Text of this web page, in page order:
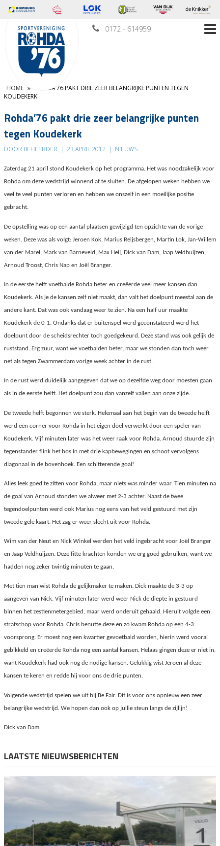
0172 - 614959
HOME » ROHDA’76 PAKT DRIE ZEER BELANGRIJKE PUNTEN TEGEN
KOUDEKERK
Rohda’76 pakt drie zeer belangrijke punten
tegen Koudekerk
DOOR BEHEERDER | 23 APRIL 2012 | NIEUWS
Zaterdag 21 april stond Koudekerk op het programma. Het was noodzakelijk voor
Rohda om deze wedstrijd winnend af te sluiten. De afgelopen weken hebben we
veel te veel punten verloren en hebben we onszelf in een moeilijke positie
gebracht.
De opstelling was op een aantal plaatsen gewijzigd ten opzichte van de vorige
weken. Deze was als volgt: Jeroen Kok, Marius Reijsbergen, Martin Lok, Jan-Willem
van der Marel, Mark van Barneveld, Max Heij, Dick van Dam, Jaap Veldhuijzen,
Arnoud Troost, Chris Nap en Joël Branger.
In de eerste helft voetbalde Rohda beter en creëerde veel meer kansen dan
Koudekerk. Als je de kansen zelf niet maakt, dan valt het doelpunt meestal aan de
andere kant. Dat was ook vandaag weer te zien. Na een half uur maakte
Koudekerk de 0-1. Ondanks dat er buitenspel werd geconstateerd werd het
doelpunt door de scheidsrechter toch goedgekeurd. Deze stand was ook gelijk de
ruststand. Erg zuur, want we voetbalden beter, maar we stonden dan toch weer
net als tegen Zwammerdam vorige week achter in de rust.
In de rust werd duidelijk aangegeven dat we op dezelfde weg door moesten gaan
als in de eerste helft. Het doelpunt zou dan vanzelf vallen aan onze zijde.
De tweede helft begonnen we sterk. Helemaal aan het begin van de tweede helft
werd een corner voor Rohda in het eigen doel verwerkt door een speler van
Koudekerk. Vijf minuten later was het weer raak voor Rohda. Arnoud stuurde zijn
tegenstander flink het bos in met drie kapbewegingen en schoot vervolgens
diagonaal in de bovenhoek. Een schitterende goal!
Alles leek goed te zitten voor Rohda, maar niets was minder waar. Tien minuten na
de goal van Arnoud stonden we alweer met 2-3 achter. Naast de twee
tegendoelpunten werd ook Marius nog eens van het veld gestuurd met zijn
tweede gele kaart. Het zag er weer slecht uit voor Rohda.
Wim van der Neut en Nick Winkel werden het veld ingebracht voor Joël Branger
en Jaap Veldhuijzen. Deze fitte krachten konden we erg goed gebruiken, want we
hadden nog zeker twintig minuten te gaan.
Met tien man wist Rohda de gelijkmaker te maken. Dick maakte de 3-3 op
aangeven van Nick. Vijf minuten later werd weer Nick de diepte in gestuurd
binnen het zestienmetergebied, maar werd onderuit gehaald. Hieruit volgde een
strafschop voor Rohda. Chris benutte deze en zo kwam Rohda op een 4-3
voorsprong. Er moest nog een kwartier gevoetbald worden, hierin werd vooral
gebikkeld en creëerde Rohda nog een aantal kansen. Helaas gingen deze er niet in,
want Koudekerk had ook nog de nodige kansen. Gelukkig wist Jeroen al deze
kansen te keren en redde hij voor ons de drie punten.
Volgende wedstrijd spelen we uit bij Be Fair. Dit is voor ons opnieuw een zeer
belangrijke wedstrijd. We hopen dan ook op jullie steun langs de zijlijn!
Dick van Dam
LAATSTE NIEUWSBERICHTEN